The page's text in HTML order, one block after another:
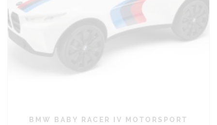
BMW BABY RACER IV MOTORSPORT